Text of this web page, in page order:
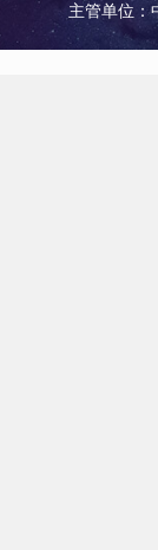
主管单位：